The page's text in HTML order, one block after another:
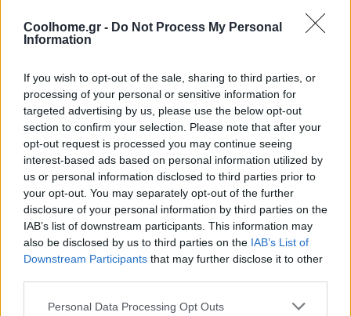
Coolhome.gr - Do Not Process My Personal
Information
If you wish to opt-out of the sale, sharing to third parties, or
processing of your personal or sensitive information for
targeted advertising by us, please use the below opt-out
section to confirm your selection. Please note that after your
opt-out request is processed you may continue seeing
interest-based ads based on personal information utilized by
us or personal information disclosed to third parties prior to
your opt-out. You may separately opt-out of the further
disclosure of your personal information by third parties on the
IAB’s list of downstream participants. This information may
also be disclosed by us to third parties on the IAB’s List of
Downstream Participants that may further disclose it to other
Personal Data Processing Opt Outs
Σχεδιάστε το σπίτι σας από
το μηδέν, δωρεάν με το
Home Designer app!
BY ΔΗΜΗΤΡΗΣ ΣΚΙΑΝΝΗΣ
Προστατευτικά κάγκελα
Protex. Απόλυτη ασφάλεια
για τα παιδιά στο μπαλκόνι!
BY ΠΕΤΡΟΣ ΚΥΠΡΑΙΟΣ